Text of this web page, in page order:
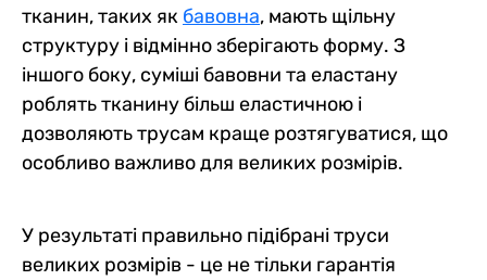
тканин, таких як бавовна, мають щільну
структуру і відмінно зберігають форму. З
іншого боку, суміші бавовни та еластану
роблять тканину більш еластичною і
дозволяють трусам краще розтягуватися, що
особливо важливо для великих розмірів.
У результаті правильно підібрані труси
великих розмірів - це не тільки гарантія